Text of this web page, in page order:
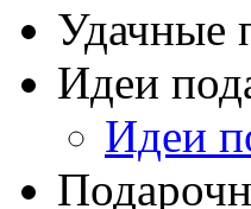
Удачные
Идеи
Идеи